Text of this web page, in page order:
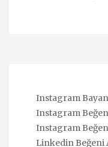
Instagram
Instagram
Instagram
Linkedin Beğeni